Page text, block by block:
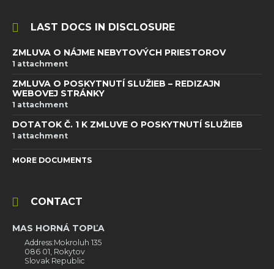
LAST DOCS IN DISCLOSURE
ZMLUVA O NÁJME NEBYTOVÝCH PRIESTOROV
1 attachment
ZMLUVA O POSKYTNUTÍ SLUŽIEB – REDIZAJN
WEBOVEJ STRÁNKY
1 attachment
DOTATOK Č. 1 K ZMLUVE O POSKYTNUTÍ SLUŽIEB
1 attachment
MORE DOCUMENTS
CONTACT
MAS HORNÁ TOPĽA
Address:Mokroluh 135
086 01, Rokytov
Slovak Republic